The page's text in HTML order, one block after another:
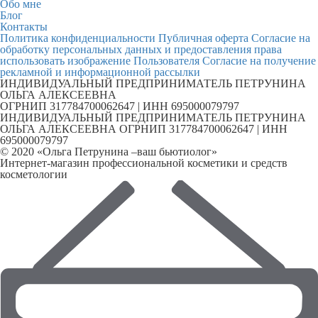
Обо мне
Блог
Контакты
Политика конфиденциальности Публичная оферта Согласие на
обработку персональных данных и предоставления права
использовать изображение Пользователя Согласие на получение
рекламной и информационной рассылки
ИНДИВИДУАЛЬНЫЙ ПРЕДПРИНИМАТЕЛЬ ПЕТРУНИНА
ОЛЬГА АЛЕКСЕЕВНА
ОГРНИП 317784700062647 | ИНН 695000079797
ИНДИВИДУАЛЬНЫЙ ПРЕДПРИНИМАТЕЛЬ ПЕТРУНИНА
ОЛЬГА АЛЕКСЕЕВНА ОГРНИП 317784700062647 | ИНН
695000079797
© 2020 «Ольга Петрунина –ваш бьютиолог»
Интернет-магазин профессиональной косметики и средств
косметологии